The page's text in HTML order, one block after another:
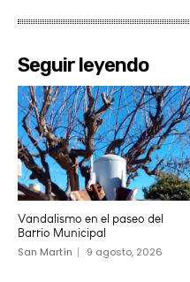
Seguir leyendo
Vandalismo en el paseo del
Barrio Municipal
San Martín 9 agosto, 2026